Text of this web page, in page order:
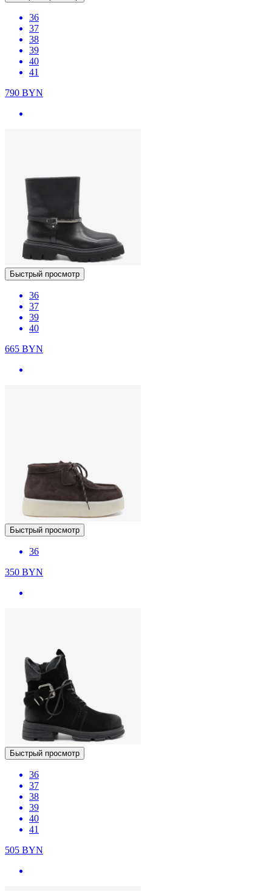
36
37
38
39
40
41
790 BYN
Быстрый просмотр
36
37
39
40
665 BYN
Быстрый просмотр
36
350 BYN
Быстрый просмотр
36
37
38
39
40
41
505 BYN